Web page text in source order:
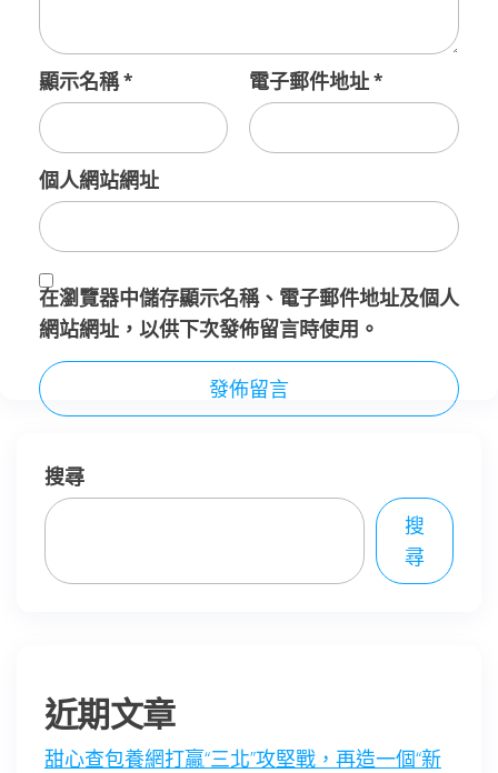
顯示名稱* 電子郵件地址*
個人網站網址
在瀏覽器中儲存顯示名稱、電子郵件地址及個人
網站網址，以供下次發佈留言時使用。
搜尋
搜
尋
近期文章
甜心查包養網打贏“三北”攻堅戰，再造一個“新